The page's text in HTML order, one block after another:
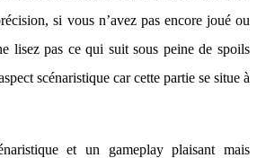
si vous n’avez pas encore joué ou
lisez pas ce qui suit sous peine de spoils
scénaristique car cette partie se situe à
et un gameplay plaisant mais